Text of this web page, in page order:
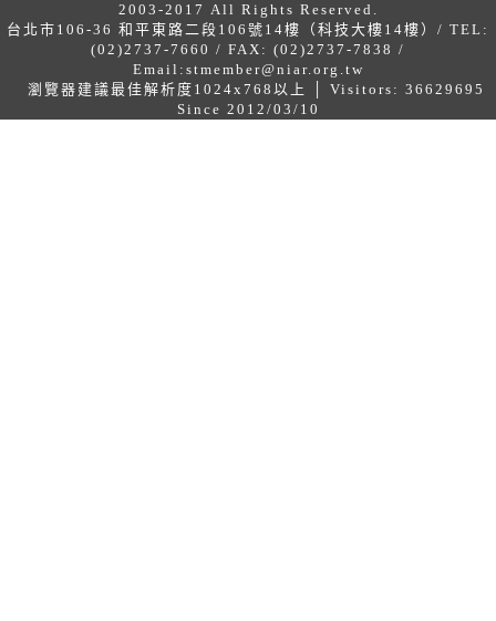
2003-2017 All Rights Reserved.
台北市106-36 和平東路二段106號14樓（科技大樓14樓）/ TEL:
(02)2737-7660 / FAX: (02)2737-7838 /
Email: stmember@niar.org.tw
瀏覽器建議最佳解析度1024x768以上 │ Visitors: 36629695
Since 2012/03/10